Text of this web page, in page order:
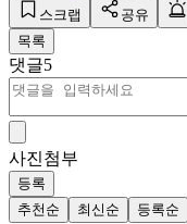
스크랩 공유
목록
댓글5
사진첨부
등록
추천순
최신순 등록순